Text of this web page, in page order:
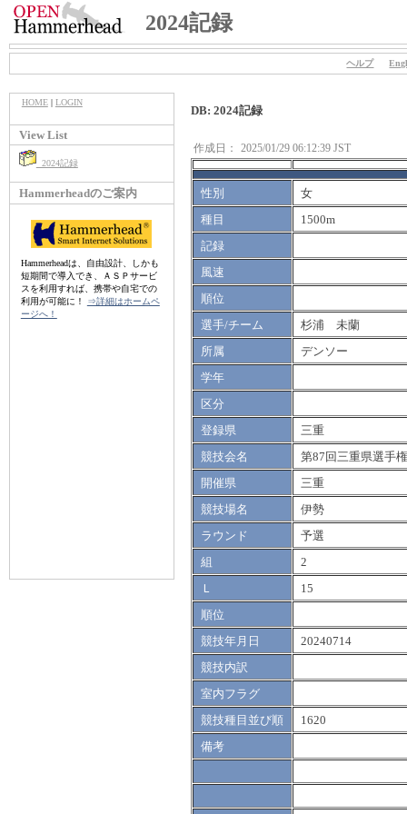
2024記録
ヘルプ
HOME| LOGIN
View List
2024記録
Hammerheadのご案内
Hammerheadは、自由設計、しかも
短期間で導入でき、ＡＳＰサービ
スを利用すれば、携帯や自宅での
利用が可能に！
⇒詳細はホームペ
ージへ！
DB: 2024記録
作成日： 2025/01/29 06:12:39 JST
性別
女
種目
1500m
記録
風速
順位
選手/チーム
杉浦 未蘭
所属
デンソー
学年
区分
登録県
三重
競技会名
第87回三重県選手権
開催県
三重
競技場名
伊勢
ラウンド
予選
組
2
Ｌ
15
順位
競技年月日
20240714
競技内訳
室内フラグ
競技種目並び順
1620
備考